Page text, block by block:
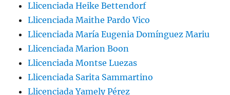
Llicenciada Heike Bettendorf
Llicenciada Maithe Pardo Vico
Llicenciada María Eugenia Domínguez Mariu
Llicenciada Marion Boon
Llicenciada Montse Luezas
Llicenciada Sarita Sammartino
Llicenciada Yamely Pérez